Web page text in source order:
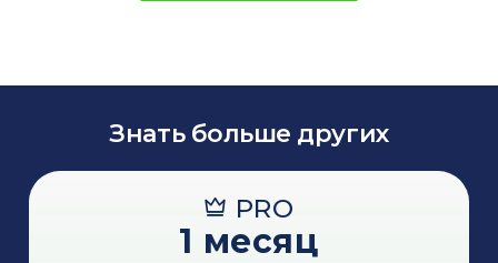
Знать больше других
PRO
1 месяц